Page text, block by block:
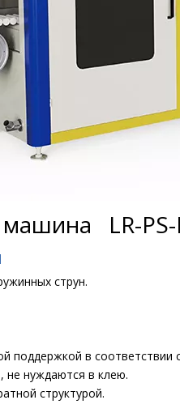
LR-
струн.
поддержкой в ​​соответствии
не нуждаются в клею.
структурой.